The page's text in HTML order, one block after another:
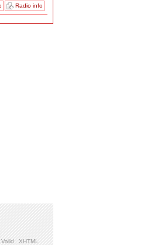
Radio info
Valid XHTML